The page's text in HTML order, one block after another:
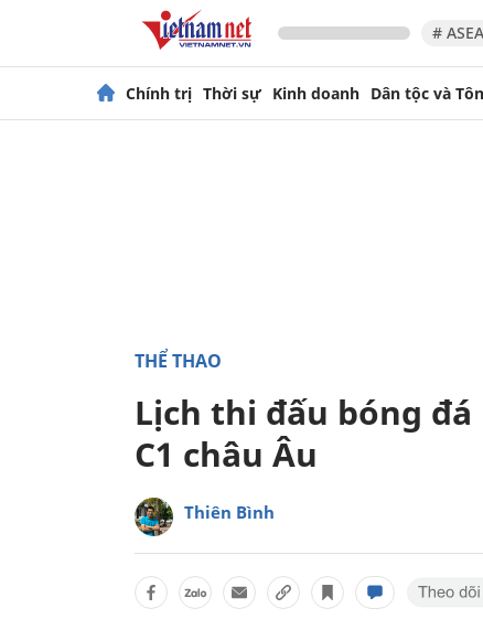
#
Chính trị Thời sự Kinh doanh Dân tộc và
THỂ THAO
Lịch thi đấu bóng
C1 châu Âu
Thiên Bình